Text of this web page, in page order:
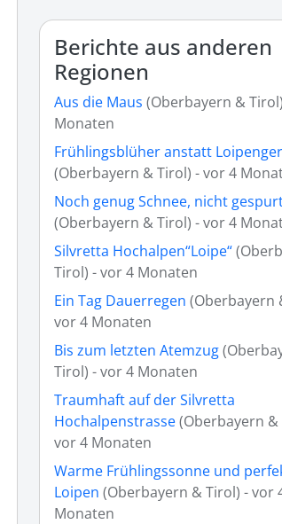
Berichte aus anderen
Regionen
Aus die Maus (Oberbayern &
Monaten
Frühlingsblüher anstatt
(Oberbayern & Tirol) - vor 4
Noch genug Schnee, nicht
(Oberbayern & Tirol) - vor 4
Silvretta Hochalpen“Loipe“
Tirol) - vor 4 Monaten
Ein Tag Dauerregen (Oberbayern
vor 4 Monaten
Bis zum letzten Atemzug
Tirol) - vor 4 Monaten
Traumhaft auf der Silvretta
Hochalpenstrasse(Oberbayern &
vor 4 Monaten
Warme Frühlingssonne und
Loipen (Oberbayern & Tirol) - vor
Monaten